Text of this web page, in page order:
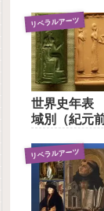
リベラルアーツ
世界史年表
域別（紀元
リベラルアーツ